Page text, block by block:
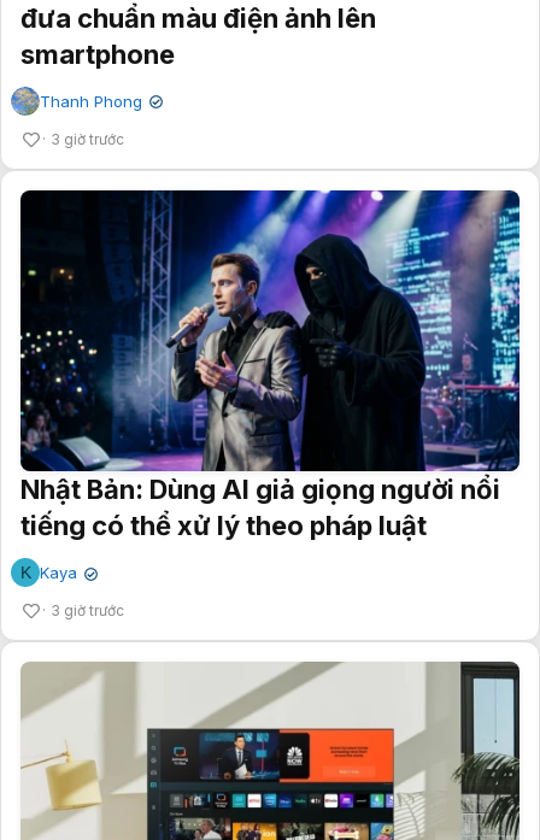
đưa chuẩn màu điện ảnh lên
smartphone
Thanh Phong ✔
3 giờ trước
Nhật Bản: Dùng AI giả giọng người nổi
tiếng có thể xử lý theo pháp luật
K Kaya ✔
3 giờ trước